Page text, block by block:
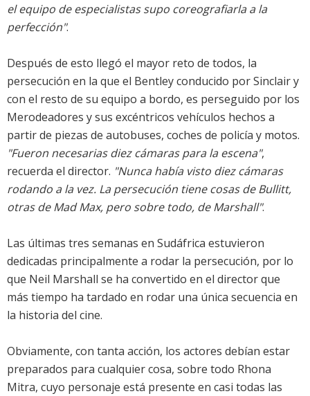
el equipo de especialistas supo coreografiarla a la
perfección".
Después de esto llegó el mayor reto de todos, la
persecución en la que el Bentley conducido por Sinclair y
con el resto de su equipo a bordo, es perseguido por los
Merodeadores y sus excéntricos vehículos hechos a
partir de piezas de autobuses, coches de policía y motos.
"Fueron necesarias diez cámaras para la escena",
recuerda el director. "Nunca había visto diez cámaras
rodando a la vez. La persecución tiene cosas de Bullitt,
otras de Mad Max, pero sobre todo, de Marshall".
Las últimas tres semanas en Sudáfrica estuvieron
dedicadas principalmente a rodar la persecución, por lo
que Neil Marshall se ha convertido en el director que
más tiempo ha tardado en rodar una única secuencia en
la historia del cine.
Obviamente, con tanta acción, los actores debían estar
preparados para cualquier cosa, sobre todo Rhona
Mitra, cuyo personaje está presente en casi todas las